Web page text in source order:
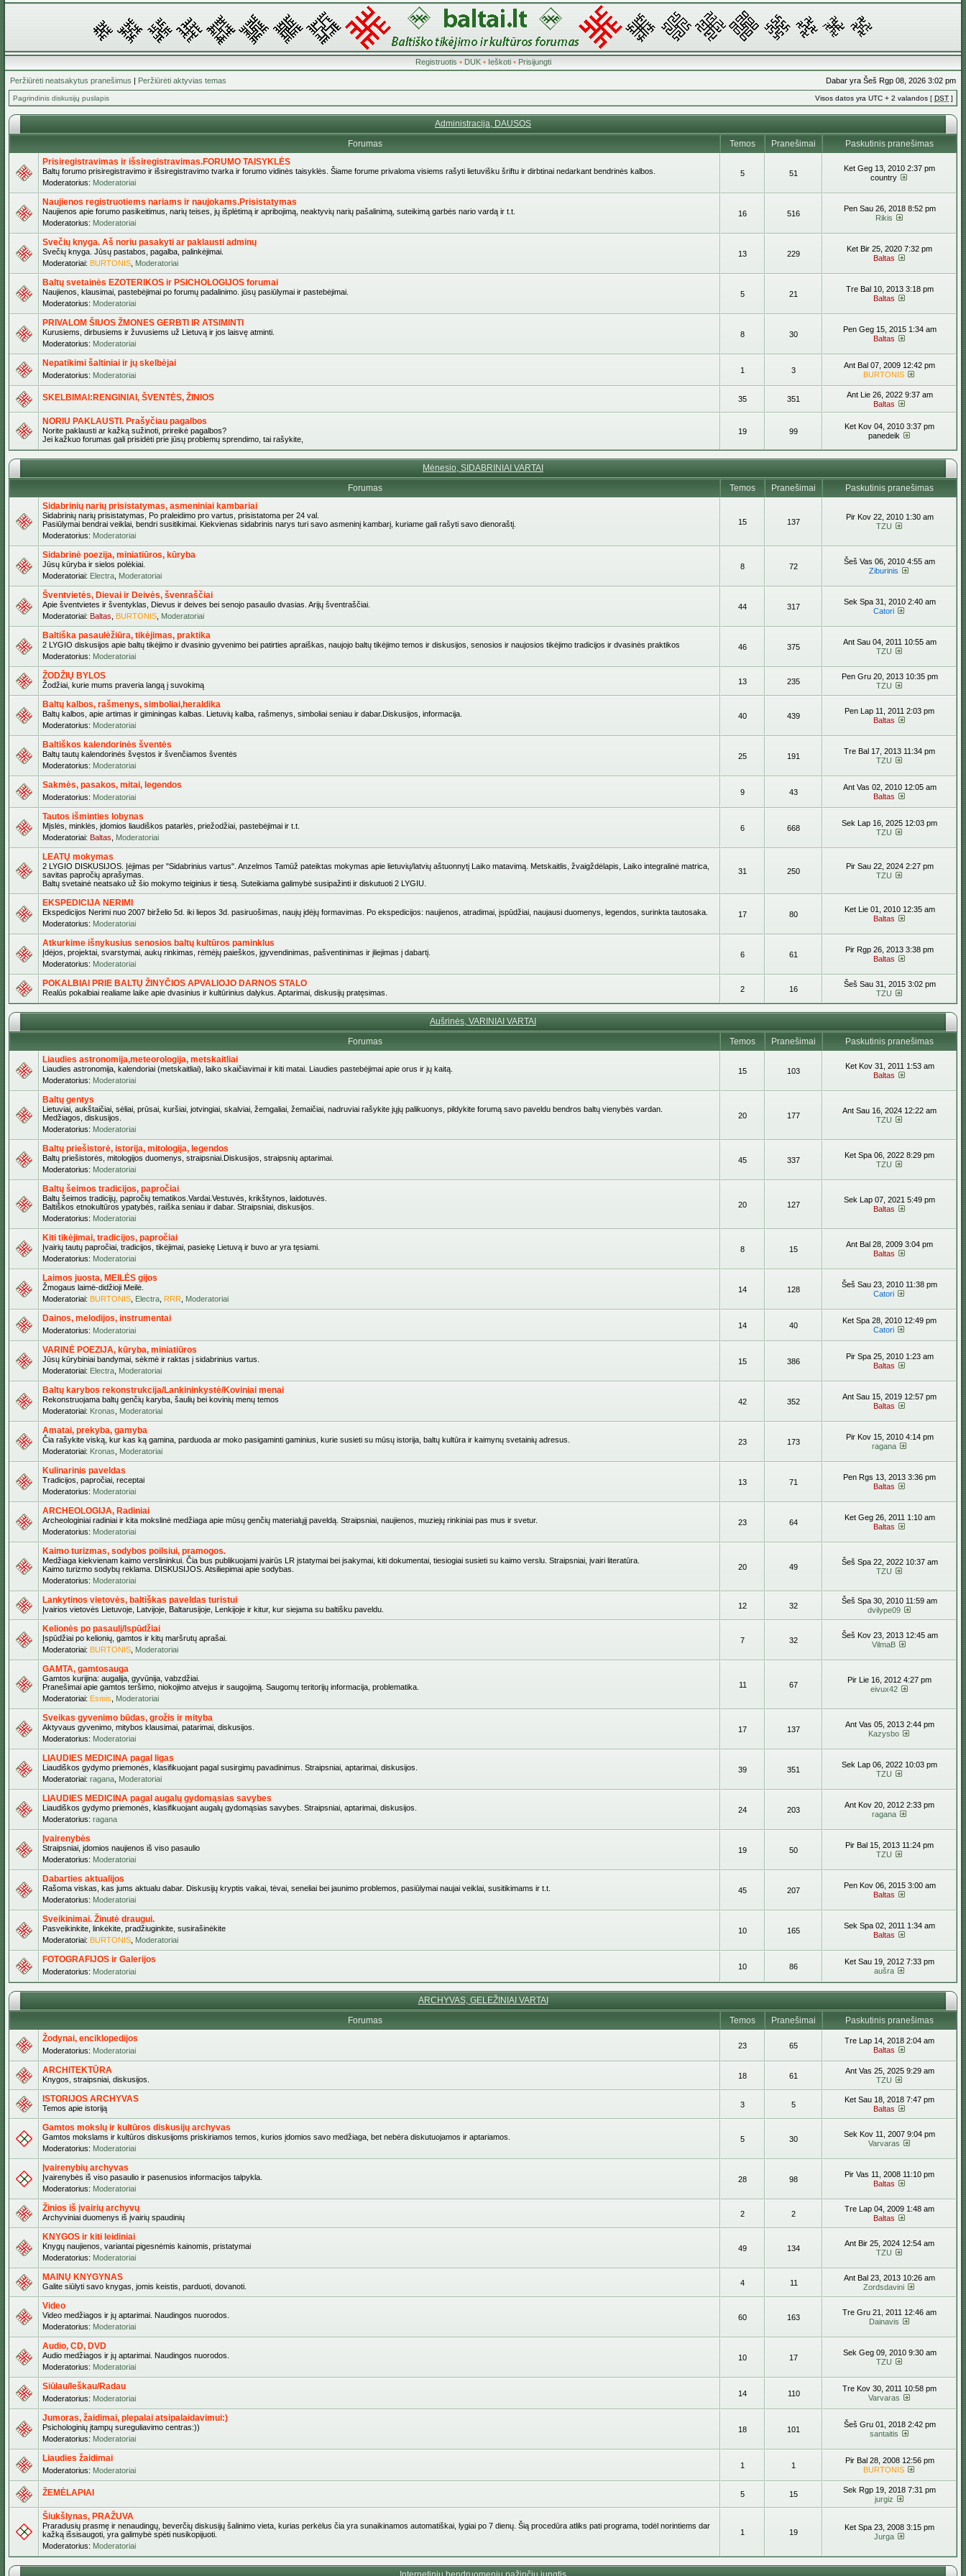
Registruotis • DUK• Ieškoti• Prisijungti
Peržiūrėti neatsakytus pranešimus | Peržiūrėti aktyvias temas Dabar yra Šeš Rgp 08, 2026 3:02 pm
Pagrindinis diskusijų puslapis Visos datos yra UTC + 2 valandos [ DST ]
Administracija, DAUSOS
Forumas
Temos Pranešimai
Paskutinis pranešimas
Prisiregistravimas ir išsiregistravimas.FORUMO TAISYKLĖS
Baltų forumo prisiregistravimo ir išsiregistravimo tvarka ir forumo vidinės taisyklės. Šiame forume privaloma visiems rašyti lietuvišku šriftu ir dirbtinai nedarkant bendrinės kalbos.
Moderatorius: Moderatoriai
5 51
Ket Geg 13, 2010 2:37 pm
country
Naujienos registruotiems nariams ir naujokams.Prisistatymas
Naujienos apie forumo pasikeitimus, narių teises, jų išplėtimą ir apribojimą, neaktyvių narių pašalinimą, suteikimą garbės nario vardą ir t.t.
Moderatorius: Moderatoriai
16 516
Pen Sau 26, 2018 8:52 pm
Rikis
Svečių knyga. Aš noriu pasakyti ar paklausti adminų
Svečių knyga. Jūsų pastabos, pagalba, palinkėjimai.
Moderatoriai: BURTONIS Moderatoriai
13 229
Ket Bir 25, 2020 7:32 pm
Baltas
Baltų svetainės EZOTERIKOS ir PSICHOLOGIJOS forumai
Naujienos, klausimai, pastebėjimai po forumų padalinimo. jūsų pasiūlymai ir pastebėjimai.
Moderatorius: Moderatoriai
5 21
Tre Bal 10, 2013 3:18 pm
Baltas
PRIVALOM ŠIUOS ŽMONES GERBTI IR ATSIMINTI
Kurusiems, dirbusiems ir žuvusiems už Lietuvą ir jos laisvę atminti.
Moderatorius: Moderatoriai
8 30
Pen Geg 15, 2015 1:34 am
Baltas
Nepatikimi šaltiniai ir jų skelbėjai
Moderatorius: Moderatoriai
1 3
Ant Bal 07, 2009 12:42 pm
BURTONIS
SKELBIMAI:RENGINIAI, ŠVENTĖS, ŽINIOS 35 351
Ant Lie 26, 2022 9:37 am
Baltas
NORIU PAKLAUSTI. Prašyčiau pagalbos
Norite paklausti ar kažką sužinoti, prireikė pagalbos?
Jei kažkuo forumas gali prisidėti prie jūsų problemų sprendimo, tai rašykite,
19 99
Ket Kov 04, 2010 3:37 pm
panedeik
Mėnesio, SIDABRINIAI VARTAI
Forumas
Temos Pranešimai
Paskutinis pranešimas
Sidabrinių narių prisistatymas, asmeniniai kambariai
Sidabrinių narių prisistatymas, Po praleidimo pro vartus, prisistatoma per 24 val.
Pasiūlymai bendrai veiklai, bendri susitikimai. Kiekvienas sidabrinis narys turi savo asmeninį kambarį, kuriame gali rašyti savo dienoraštį.
Moderatorius: Moderatoriai
15 137
Pir Kov 22, 2010 1:30 am
TZU
Sidabrinė poezija, miniatiūros, kūryba
Jūsų kūryba ir sielos polėkiai.
Moderatoriai: Electra Moderatoriai
8 72
Šeš Vas 06, 2010 4:55 am
Ziburinis
Šventvietės, Dievai ir Deivės, švenraščiai
Apie šventvietes ir šventyklas, Dievus ir deives bei senojo pasaulio dvasias. Arijų šventraščiai.
Moderatoriai: Baltas BURTONIS Moderatoriai
44 317
Sek Spa 31, 2010 2:40 am
Catori
Baltiška pasaulėžiūra, tikėjimas, praktika
2 LYGIO diskusijos apie baltų tikėjimo ir dvasinio gyvenimo bei patirties apraiškas, naujojo baltų tikėjimo temos ir diskusijos, senosios ir naujosios tikėjimo tradicijos ir dvasinės praktikos
Moderatorius: Moderatoriai
46 375
Ant Sau 04, 2011 10:55 am
TZU
ŽODŽIŲ BYLOS
Žodžiai, kurie mums praveria langą į suvokimą 13 235
Pen Gru 20, 2013 10:35 pm
TZU
Baltų kalbos, rašmenys, simboliai,heraldika
Baltų kalbos, apie artimas ir giminingas kalbas. Lietuvių kalba, rašmenys, simboliai seniau ir dabar.Diskusijos, informacija.
Moderatorius: Moderatoriai
40 439
Pen Lap 11, 2011 2:03 pm
Baltas
Baltiškos kalendorinės šventės
Baltų tautų kalendorinės švęstos ir švenčiamos šventės
Moderatorius: Moderatoriai
25 191
Tre Bal 17, 2013 11:34 pm
TZU
Sakmės, pasakos, mitai, legendos
Moderatorius: Moderatoriai
9 43
Ant Vas 02, 2010 12:05 am
Baltas
Tautos išminties lobynas
Mįslės, minklės, įdomios liaudiškos patarlės, priežodžiai, pastebėjimai ir t.t.
Moderatoriai: Baltas Moderatoriai
6 668
Sek Lap 16, 2025 12:03 pm
TZU
LEATŲ mokymas
2 LYGIO DISKUSIJOS. Įėjimas per "Sidabrinius vartus". Anzelmos Tamūž pateiktas mokymas apie lietuvių/latvių aštuonnytį Laiko matavimą. Metskaitlis, žvaigždėlapis, Laiko integralinė matrica,
savitas papročių aprašymas.
Baltų svetainė neatsako už šio mokymo teiginius ir tiesą. Suteikiama galimybė susipažinti ir diskutuoti 2 LYGIU.
31 250
Pir Sau 22, 2024 2:27 pm
TZU
EKSPEDICIJA NERIMI
Ekspedicijos Nerimi nuo 2007 birželio 5d. iki liepos 3d. pasiruošimas, naujų įdėjų formavimas. Po ekspedicijos: naujienos, atradimai, įspūdžiai, naujausi duomenys, legendos, surinkta tautosaka.
Moderatorius: Moderatoriai
17 80
Ket Lie 01, 2010 12:35 am
Baltas
Atkurkime išnykusius senosios baltų kultūros paminklus
Įdėjos, projektai, svarstymai, aukų rinkimas, rėmėjų paieškos, įgyvendinimas, pašventinimas ir įliejimas į dabartį.
Moderatorius: Moderatoriai
6 61
Pir Rgp 26, 2013 3:38 pm
Baltas
POKALBIAI PRIE BALTŲ ŽINYČIOS APVALIOJO DARNOS STALO
Realūs pokalbiai realiame laike apie dvasinius ir kultūrinius dalykus. Aptarimai, diskusijų pratęsimas. 2 16
Šeš Sau 31, 2015 3:02 pm
TZU
Aušrinės, VARINIAI VARTAI
Forumas
Temos Pranešimai
Paskutinis pranešimas
Liaudies astronomija,meteorologija, metskaitliai
Liaudies astronomija, kalendoriai (metskaitliai), laiko skaičiavimai ir kiti matai. Liaudies pastebėjimai apie orus ir jų kaitą.
Moderatorius: Moderatoriai
15 103
Ket Kov 31, 2011 1:53 am
Baltas
Baltų gentys
Lietuviai, aukštaičiai, sėliai, prūsai, kuršiai, jotvingiai, skalviai, žemgaliai, žemaičiai, nadruviai rašykite jųjų palikuonys, pildykite forumą savo paveldu bendros baltų vienybės vardan.
Medžiagos, diskusijos.
Moderatorius: Moderatoriai
20 177
Ant Sau 16, 2024 12:22 am
TZU
Baltų priešistorė, istorija, mitologija, legendos
Baltų priešistorės, mitologijos duomenys, straipsniai.Diskusijos, straipsnių aptarimai.
Moderatorius: Moderatoriai
45 337
Ket Spa 06, 2022 8:29 pm
TZU
Baltų šeimos tradicijos, papročiai
Baltų šeimos tradicijų, papročių tematikos.Vardai.Vestuvės, krikštynos, laidotuvės.
Baltiškos etnokultūros ypatybės, raiška seniau ir dabar. Straipsniai, diskusijos.
Moderatorius: Moderatoriai
20 127
Sek Lap 07, 2021 5:49 pm
Baltas
Kiti tikėjimai, tradicijos, papročiai
Įvairių tautų papročiai, tradicijos, tikėjimai, pasiekę Lietuvą ir buvo ar yra tęsiami.
Moderatorius: Moderatoriai
8 15
Ant Bal 28, 2009 3:04 pm
Baltas
Laimos juosta, MEILĖS gijos
Žmogaus laimė-didžioji Meilė.
Moderatoriai: BURTONIS Electra RRR Moderatoriai
14 128
Šeš Sau 23, 2010 11:38 pm
Catori
Dainos, melodijos, instrumentai
Moderatorius: Moderatoriai
14 40
Ket Spa 28, 2010 12:49 pm
Catori
VARINĖ POEZIJA, kūryba, miniatiūros
Jūsų kūrybiniai bandymai, sėkmė ir raktas į sidabrinius vartus.
Moderatoriai: Electra Moderatoriai
15 386
Pir Spa 25, 2010 1:23 am
Baltas
Baltų karybos rekonstrukcija/Lankininkystė/Koviniai menai
Rekonstruojama baltų genčių karyba, šaulių bei kovinių menų temos
Moderatoriai: Kronas Moderatoriai
42 352
Ant Sau 15, 2019 12:57 pm
Baltas
Amatai, prekyba, gamyba
Čia rašykite viską, kur kas ką gamina, parduoda ar moko pasigaminti gaminius, kurie susieti su mūsų istorija, baltų kultūra ir kaimynų svetainių adresus.
Moderatoriai: Kronas Moderatoriai
23 173
Pir Kov 15, 2010 4:14 pm
ragana
Kulinarinis paveldas
Tradicijos, papročiai, receptai
Moderatorius: Moderatoriai
13 71
Pen Rgs 13, 2013 3:36 pm
Baltas
ARCHEOLOGIJA, Radiniai
Archeologiniai radiniai ir kita mokslinė medžiaga apie mūsų genčių materialųjį paveldą. Straipsniai, naujienos, muziejų rinkiniai pas mus ir svetur.
Moderatorius: Moderatoriai
23 64
Ket Geg 26, 2011 1:10 am
Baltas
Kaimo turizmas, sodybos poilsiui, pramogos.
Medžiaga kiekvienam kaimo verslininkui. Čia bus publikuojami įvairūs LR įstatymai bei įsakymai, kiti dokumentai, tiesiogiai susieti su kaimo verslu. Straipsniai, įvairi literatūra.
Kaimo turizmo sodybų reklama. DISKUSIJOS. Atsiliepimai apie sodybas.
Moderatorius: Moderatoriai
20 49
Šeš Spa 22, 2022 10:37 am
TZU
Lankytinos vietovės, baltiškas paveldas turistui
Įvairios vietovės Lietuvoje, Latvijoje, Baltarusijoje, Lenkijoje ir kitur, kur siejama su baltišku paveldu. 12 32
Šeš Spa 30, 2010 11:59 am
dvilype09
Kelionės po pasaulį/Ispūdžiai
Įspūdžiai po kelionių, gamtos ir kitų maršrutų aprašai.
Moderatoriai: BURTONIS Moderatoriai
7 32
Šeš Kov 23, 2013 12:45 am
VilmaB
GAMTA, gamtosauga
Gamtos kurijina: augalija, gyvūnija, vabzdžiai.
Pranešimai apie gamtos teršimo, niokojimo atvejus ir saugojimą. Saugomų teritorijų informacija, problematika.
Moderatoriai: Esmis Moderatoriai
11 67
Pir Lie 16, 2012 4:27 pm
eivux42
Sveikas gyvenimo būdas, grožis ir mityba
Aktyvaus gyvenimo, mitybos klausimai, patarimai, diskusijos.
Moderatorius: Moderatoriai
17 137
Ant Vas 05, 2013 2:44 pm
Kazysbo
LIAUDIES MEDICINA pagal ligas
Liaudiškos gydymo priemonės, klasifikuojant pagal susirgimų pavadinimus. Straipsniai, aptarimai, diskusijos.
Moderatoriai: ragana Moderatoriai
39 351
Sek Lap 06, 2022 10:03 pm
TZU
LIAUDIES MEDICINA pagal augalų gydomąsias savybes
Liaudiškos gydymo priemonės, klasifikuojant augalų gydomąsias savybes. Straipsniai, aptarimai, diskusijos.
Moderatorius: ragana
24 203
Ant Kov 20, 2012 2:33 pm
ragana
Įvairenybės
Straipsniai, įdomios naujienos iš viso pasaulio
Moderatorius: Moderatoriai
19 50
Pir Bal 15, 2013 11:24 pm
TZU
Dabarties aktualijos
Rašoma viskas, kas jums aktualu dabar. Diskusijų kryptis vaikai, tėvai, seneliai bei jaunimo problemos, pasiūlymai naujai veiklai, susitikimams ir t.t.
Moderatorius: Moderatoriai
45 207
Pen Kov 06, 2015 3:00 am
Baltas
Sveikinimai. Žinutė draugui.
Pasveikinkite, linkėkite, pradžiuginkite, susirašinėkite
Moderatoriai: BURTONIS Moderatoriai
10 165
Sek Spa 02, 2011 1:34 am
Baltas
FOTOGRAFIJOS ir Galerijos
Moderatorius: Moderatoriai
10 86
Ket Sau 19, 2012 7:33 pm
aušra
ARCHYVAS, GELEŽINIAI VARTAI
Forumas
Temos Pranešimai
Paskutinis pranešimas
Žodynai, enciklopedijos
Moderatorius: Moderatoriai
23 65
Tre Lap 14, 2018 2:04 am
Baltas
ARCHITEKTŪRA
Knygos, straipsniai, diskusijos. 18 61
Ant Vas 25, 2025 9:29 am
TZU
ISTORIJOS ARCHYVAS
Temos apie istoriją 3 5
Ket Sau 18, 2018 7:47 pm
Baltas
Gamtos mokslų ir kultūros diskusijų archyvas
Gamtos mokslams ir kultūros diskusijoms priskiriamos temos, kurios įdomios savo medžiaga, bet nebėra diskutuojamos ir aptariamos.
Moderatorius: Moderatoriai
5 30
Sek Kov 11, 2007 9:04 pm
Varvaras
Įvairenybių archyvas
Įvairenybės iš viso pasaulio ir pasenusios informacijos talpykla.
Moderatorius: Moderatoriai
28 98
Pir Vas 11, 2008 11:10 pm
Baltas
Žinios iš įvairių archyvų
Archyviniai duomenys iš įvairių spaudinių 2 2
Tre Lap 04, 2009 1:48 am
Baltas
KNYGOS ir kiti leidiniai
Knygų naujienos, variantai pigesnėmis kainomis, pristatymai
Moderatorius: Moderatoriai
49 134
Ant Bir 25, 2024 12:54 am
TZU
MAINŲ KNYGYNAS
Galite siūlyti savo knygas, jomis keistis, parduoti, dovanoti. 4 11
Ant Bal 23, 2013 10:26 am
Zordsdavini
Video
Video medžiagos ir jų aptarimai. Naudingos nuorodos.
Moderatorius: Moderatoriai
60 163
Tre Gru 21, 2011 12:46 am
Dainavis
Audio, CD, DVD
Audio medžiagos ir jų aptarimai. Naudingos nuorodos.
Moderatorius: Moderatoriai
10 17
Sek Geg 09, 2010 9:30 am
TZU
Siūlau/Ieškau/Radau
Moderatorius: Moderatoriai
14 110
Tre Kov 30, 2011 10:58 pm
Varvaras
Jumoras, žaidimai, plepalai atsipalaidavimui:)
Psichologinių įtampų sureguliavimo centras:))
Moderatorius: Moderatoriai
18 101
Šeš Gru 01, 2018 2:42 pm
santaitis
Liaudies žaidimai
Moderatorius: Moderatoriai
1 1
Pir Bal 28, 2008 12:56 pm
BURTONIS
ŽEMĖLAPIAI 5 15
Sek Rgp 19, 2018 7:31 pm
jurgiz
Šiukšlynas, PRAŽUVA
Praradusių prasmę ir nenaudingų, beverčių diskusijų šalinimo vieta, kurias perkėlus čia yra sunaikinamos automatiškai, lygiai po 7 dienų. Šią procedūra atliks pati programa, todėl norintiems dar
kažką išsisaugoti, yra galimybė spėti nusikopijuoti.
Moderatorius: Moderatoriai
1 19
Ket Spa 23, 2008 3:15 pm
Jurga